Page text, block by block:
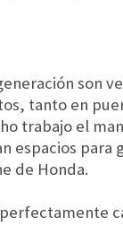
son
tanto en
trabajo el
espacios
de Honda.